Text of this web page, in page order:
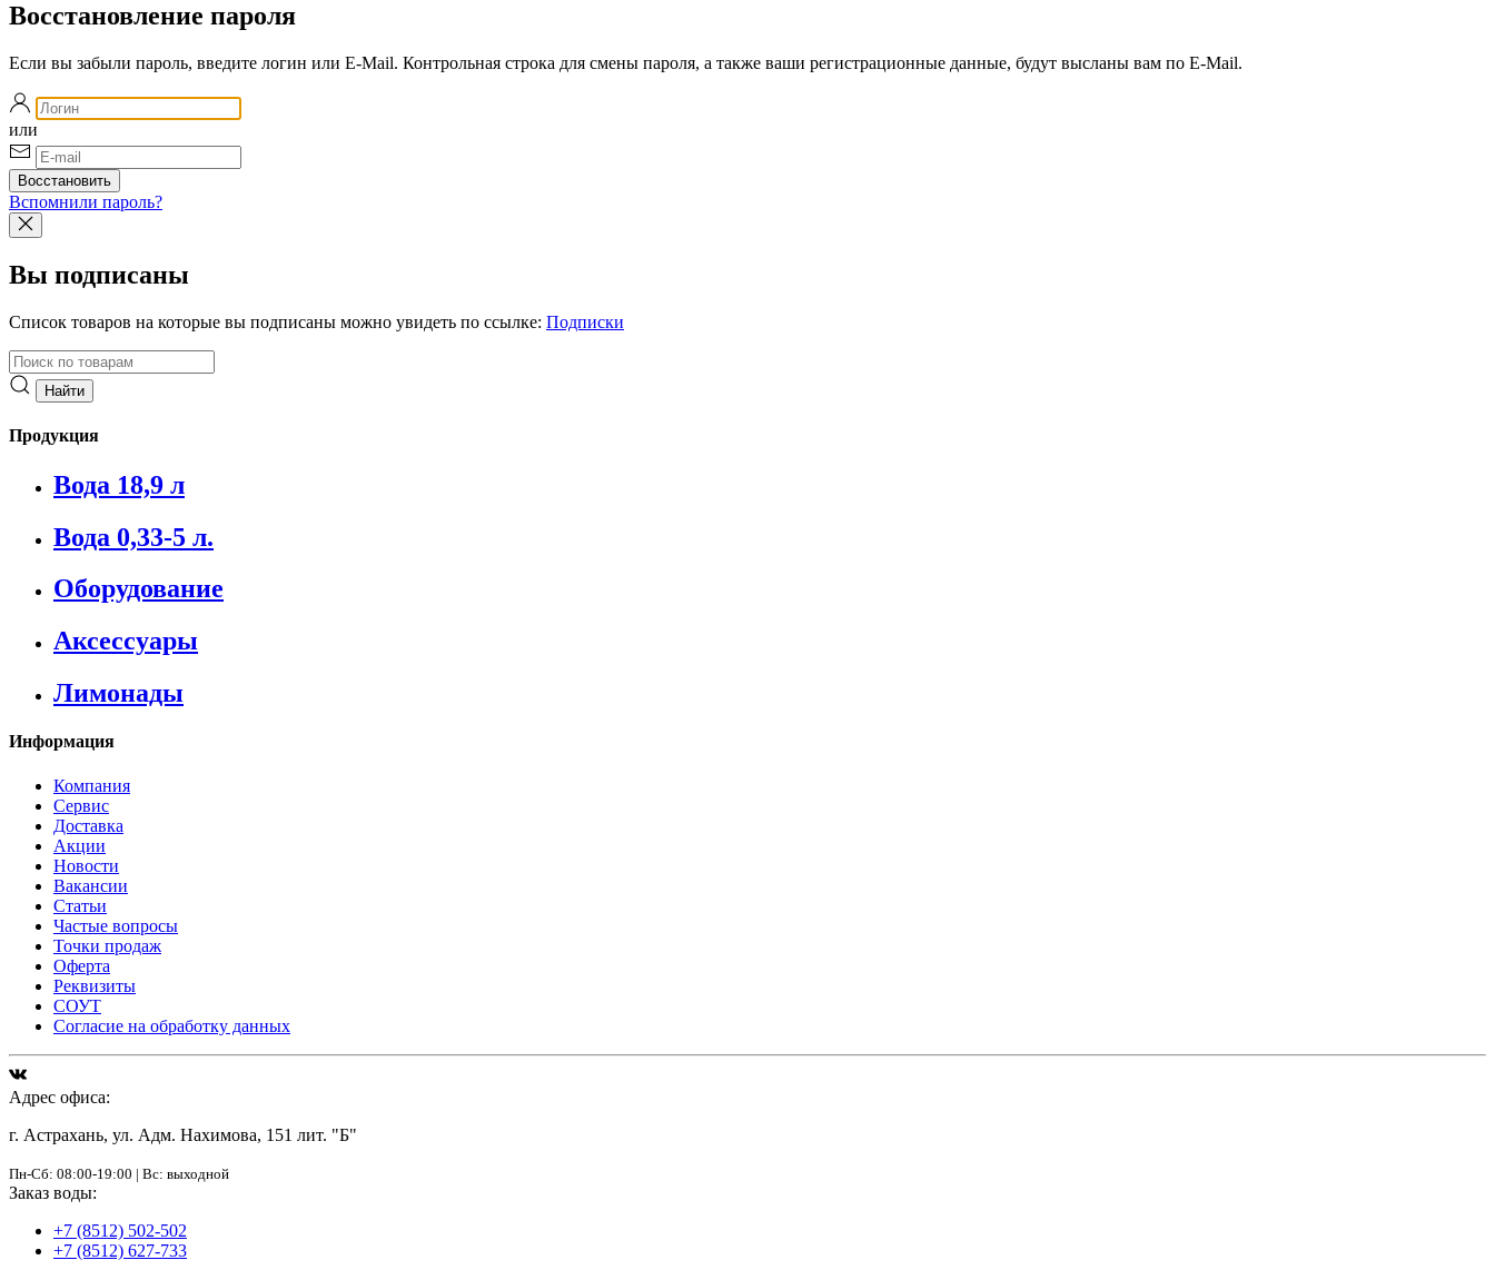
Восстановление пароля
Если вы забыли пароль, введите логин или E-Mail. Контрольная строка для смены пароля, а также ваши регистрационные данные, будут высланы вам по E-Mail.
или
Вспомнили пароль?
Вы подписаны
Список товаров на которые вы подписаны можно увидеть по ссылке: Подписки
Продукция
Вода 18,9 л
Вода 0,33-5 л.
Оборудование
Аксессуары
Лимонады
Информация
Компания
Сервис
Доставка
Акции
Новости
Вакансии
Статьи
Частые вопросы
Точки продаж
Оферта
Реквизиты
СОУТ
Согласие на обработку данных
Адрес офиса:
г. Астрахань, ул. Адм. Нахимова, 151 лит. "Б"
Пн-Сб: 08:00-19:00 | Вс: выходной
Заказ воды:
+7 (8512) 502-502
+7 (8512) 627-733